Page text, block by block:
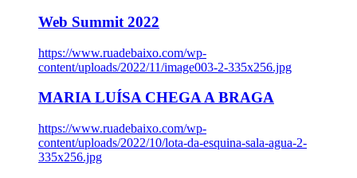
Web Summit 2022
https://www.ruadebaixo.com/wp-
content/uploads/2022/11/image003-2-335x256.jpg
MARIA LUÍSA CHEGA A BRAGA
https://www.ruadebaixo.com/wp-
content/uploads/2022/10/lota-da-esquina-sala-agua-2-
335x256.jpg